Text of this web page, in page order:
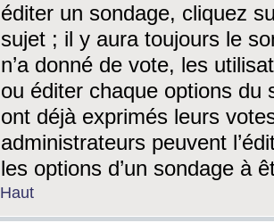
éditer un sondage, cliquez
sujet ; il y aura toujours le
n’a donné de vote, les
ou éditer chaque options du
ont déjà exprimés leurs
administrateurs peuvent
les options d’un sondage à
Haut